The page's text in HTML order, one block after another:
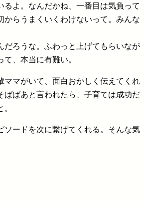
るよ。なんだかね、一番目は気負って
らうまくいくわけないって。みんな
だろうな。ふわっと上げてもらいなが
、本当に有難い。
ママがいて、面白おかしく伝えてくれ
ばばあと言われたら、子育ては成功だ
ードを次に繋げてくれる。そんな気